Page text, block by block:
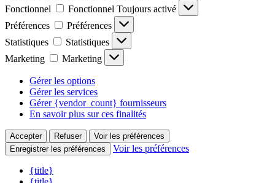
Fonctionnel
Fonctionnel Toujours activé
Préférences
Préférences
Statistiques
Statistiques
Marketing
Marketing
Gérer les options
Gérer les services
Gérer {vendor_count} fournisseurs
En savoir plus sur ces finalités
Accepter Refuser
Voir les préférences
Enregistrer les préférences
Voir les préférences
{title}